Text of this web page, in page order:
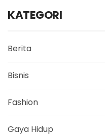
KATEGORI
Berita
Bisnis
Fashion
Gaya Hidup